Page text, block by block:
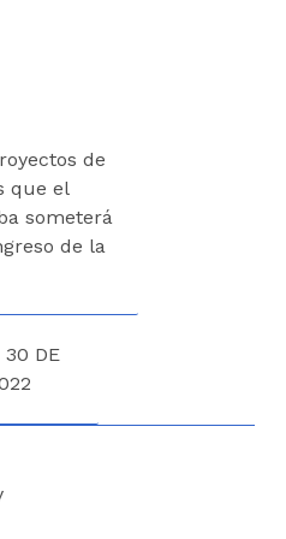
de
que el
someterá
de la
30 DE